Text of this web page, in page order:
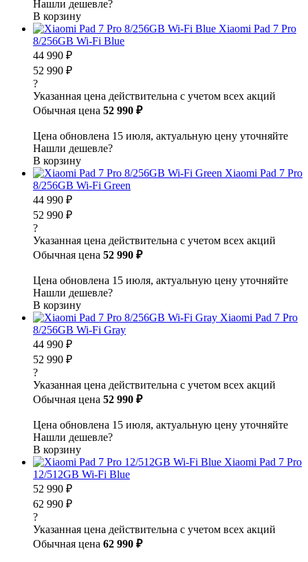
Нашли дешевле?
В корзину
Xiaomi Pad 7 Pro
8/256GB Wi-Fi Blue
44 990 ₽
52 990 ₽
?
Указанная цена действительна с учетом всех акций
Обычная цена 52 990 ₽
Цена обновлена 15 июля, актуальную цену уточняйте
Нашли дешевле?
В корзину
Xiaomi Pad 7 Pro
8/256GB Wi-Fi Green
44 990 ₽
52 990 ₽
?
Указанная цена действительна с учетом всех акций
Обычная цена 52 990 ₽
Цена обновлена 15 июля, актуальную цену уточняйте
Нашли дешевле?
В корзину
Xiaomi Pad 7 Pro
8/256GB Wi-Fi Gray
44 990 ₽
52 990 ₽
?
Указанная цена действительна с учетом всех акций
Обычная цена 52 990 ₽
Цена обновлена 15 июля, актуальную цену уточняйте
Нашли дешевле?
В корзину
Xiaomi Pad 7 Pro
12/512GB Wi-Fi Blue
52 990 ₽
62 990 ₽
?
Указанная цена действительна с учетом всех акций
Обычная цена 62 990 ₽